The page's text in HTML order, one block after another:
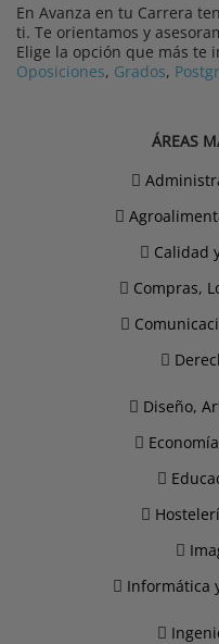
En Avanza en tu Carrera
ti. Te orientamos y
Elige la opción que más te
Oposiciones, Grados,
ÁREAS
Calidad
Compras,
Diseño,
Informática